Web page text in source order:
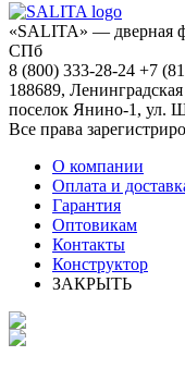
«SALITA» — дверная
СПб
8 (800) 333-28-24 +7
188689,
поселок Янино-1, ул.
Все права
О компании
Оплата и
Гарантия
Оптовикам
Контакты
Конструктор
ЗАКРЫТЬ